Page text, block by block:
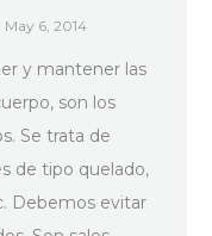
May 6, 2014
y mantener las
son los
Se trata de
de tipo quelado,
Debemos evitar